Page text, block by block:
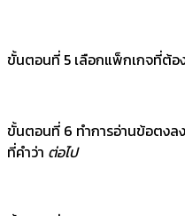
ขั้นตอนที่ 5 เลือกแพ็กเกจที่ต้อ
ขั้นตอนที่ 6 ทำการอ่านข้อตง
ที่คำว่า ต่อไป